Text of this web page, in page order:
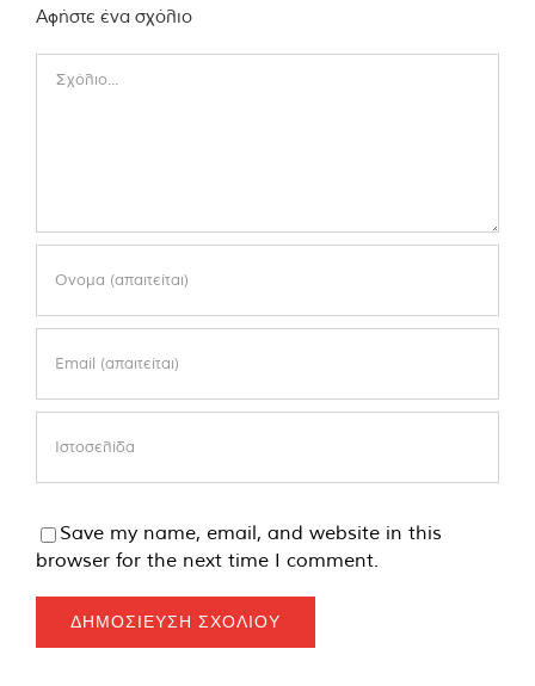
Αφήστε ένα σχόλιο
Save my name, email, and website in this
browser for the next time I comment.